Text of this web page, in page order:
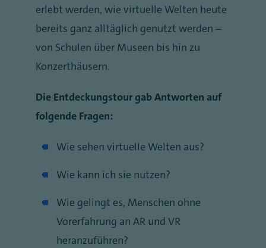
erlebt werden, wie virtuelle Welten heute
bereits ganz alltäglich genutzt werden –
von Schulen über Museen bis hin zu
Konzerthäusern.
Die Entdeckungstour gab Antworten auf
folgende Fragen:
Wie sehen virtuelle Welten aus?
Wie kann ich sie nutzen?
Wie gelingt es, Menschen ohne
Vorerfahrung an AR und VR
heranzuführen?